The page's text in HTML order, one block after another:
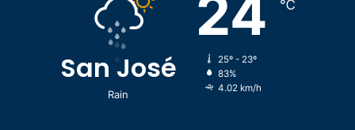
San José
Rain
24 ℃
25º - 23º
83%
4.02 km/h